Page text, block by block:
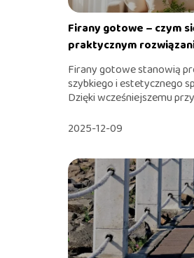
Firany gotowe – czym
praktycznym
Firany gotowe stanowią
szybkiego i estetycznego
Dzięki wcześniejszemu
2025-12-09